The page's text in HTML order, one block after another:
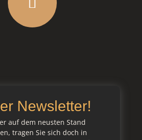
Newsletter!
auf dem neusten Stand
tragen Sie sich doch in